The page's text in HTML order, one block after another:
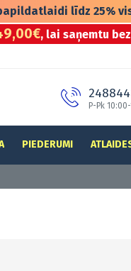
līdz 25%
, lai saņemtu
P-Pk
PIEDERUMI